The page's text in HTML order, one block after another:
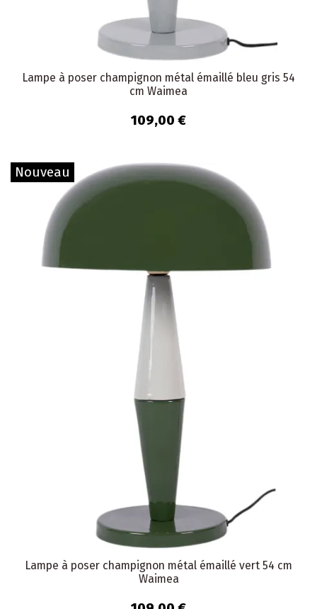
Lampe à poser champignon métal émaillé bleu gris 54
cm Waimea
109,00 €
Nouveau
Lampe à poser champignon métal émaillé vert 54 cm
Waimea